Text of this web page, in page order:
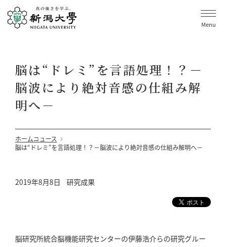
Menu
脳は“ドレミ”を言語処理！？－
脳波により絶対音感の仕組み解
明へ－
ホームニュース
脳は“ドレミ”を言語処理！？－脳波により絶対音感の仕組み解明へ－
2019年8月8日 研究成果
脳研究所統合脳機能研究センターの伊藤浩介らの研究グルー